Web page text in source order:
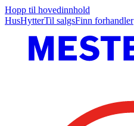
Hopp til hovedinnhold
HusHytterTil salgsFinn forhandler